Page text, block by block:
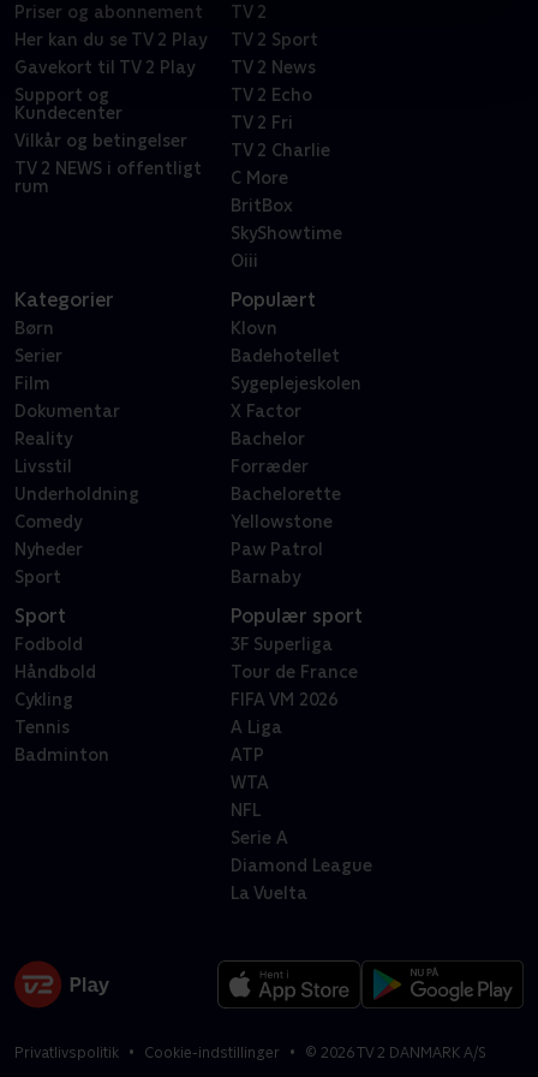
Priser og abonnement
Her kan du se TV 2 Play
Gavekort til TV 2 Play
Support og
Kundecenter
Vilkår og betingelser
TV 2 NEWS i offentligt
rum
TV 2
TV 2 Sport
TV 2 News
TV 2 Echo
TV 2 Fri
TV 2 Charlie
C More
BritBox
SkyShowtime
Oiii
Kategorier
Børn
Serier
Film
Dokumentar
Reality
Livsstil
Underholdning
Comedy
Nyheder
Sport
Populært
Klovn
Badehotellet
Sygeplejeskolen
X Factor
Bachelor
Forræder
Bachelorette
Yellowstone
Paw Patrol
Barnaby
Sport
Fodbold
Håndbold
Cykling
Tennis
Badminton
Populær sport
3F Superliga
Tour de France
FIFA VM 2026
A Liga
ATP
WTA
NFL
Serie A
Diamond League
La Vuelta
Privatlivspolitik Cookie-indstillinger © 2026TV 2 DANMARK A/S